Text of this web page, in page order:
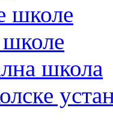
школе
школа